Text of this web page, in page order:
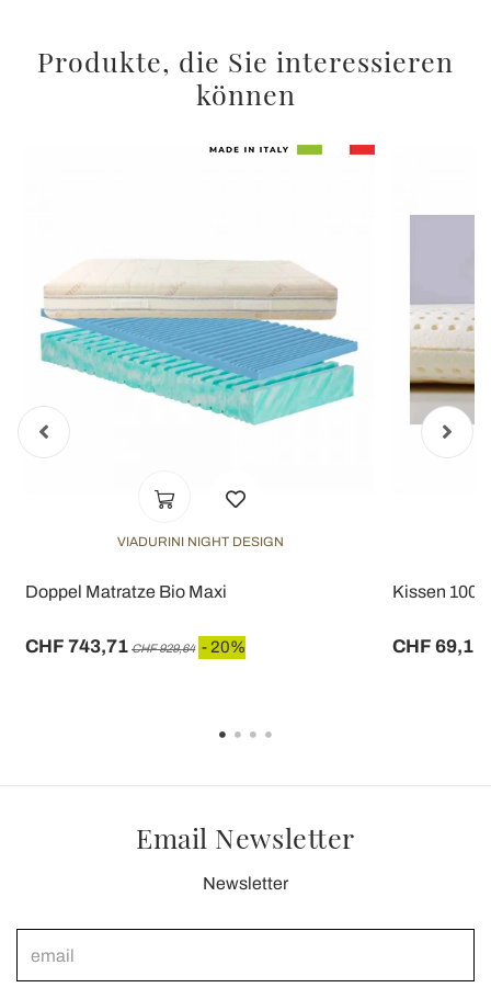
Produkte, die Sie interessieren
können
VIADURINI NIGHT DESIGN
Doppel Matratze Bio Maxi
CHF 743,71 CHF 929,64 - 20%
Kissen
CHF 69,11
Email Newsletter
Newsletter